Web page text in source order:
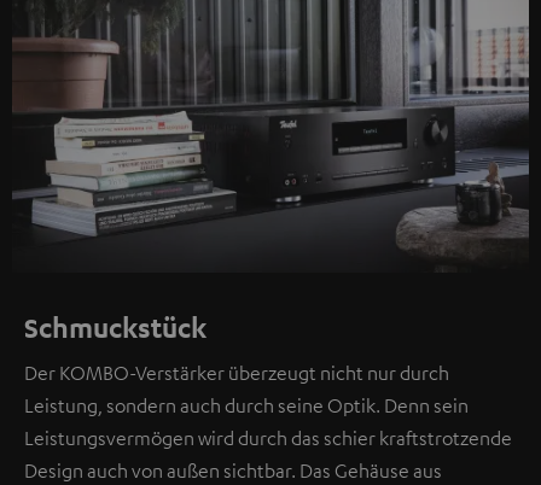
Schmuckstück
Der KOMBO-Verstärker überzeugt nicht nur durch
Leistung, sondern auch durch seine Optik. Denn sein
Leistungsvermögen wird durch das schier kraftstrotzende
Design auch von außen sichtbar. Das Gehäuse aus